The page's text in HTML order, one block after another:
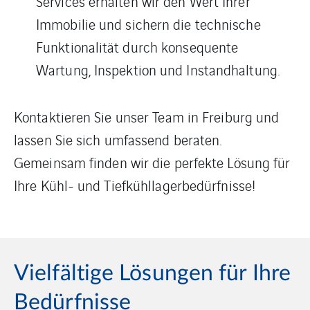
Immobilie und sichern die technische
Funktionalität durch konsequente
Wartung, Inspektion und Instandhaltung.
Kontaktieren Sie unser Team in Freiburg und
lassen Sie sich umfassend beraten.
Gemeinsam finden wir die perfekte Lösung für
Ihre Kühl- und Tiefkühllagerbedürfnisse!
Vielfältige Lösungen für Ihre
Bedürfnisse